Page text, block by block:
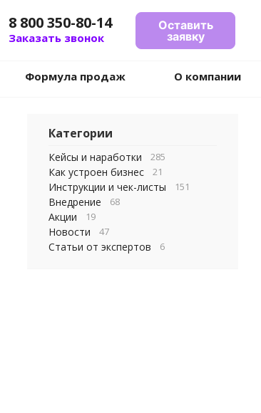
8 800 350-80-14
Заказать звонок
Оставить
заявку
Формула продаж О компании
Категории
Кейсы и наработки 285
Как устроен бизнес 21
Инструкции и чек-листы 151
Внедрение 68
Акции 19
Новости 47
Статьи от экспертов 6